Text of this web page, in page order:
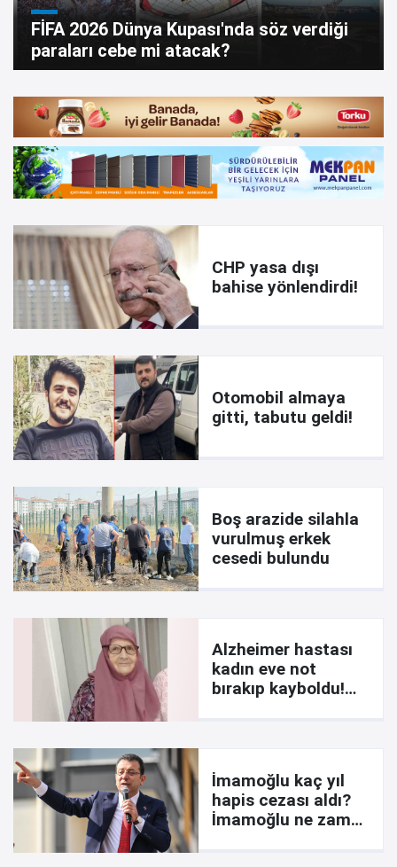
FİFA 2026 Dünya Kupası'nda söz verdiği
paraları cebe mi atacak?
CHP yasa dışı
bahise yönlendirdi!
Otomobil almaya
gitti, tabutu geldi!
Boş arazide silahla
vurulmuş erkek
cesedi bulundu
Alzheimer hastası
kadın eve not
bırakıp kayboldu!
İmamoğlu kaç yıl
hapis cezası aldı?
İmamoğlu ne zaman